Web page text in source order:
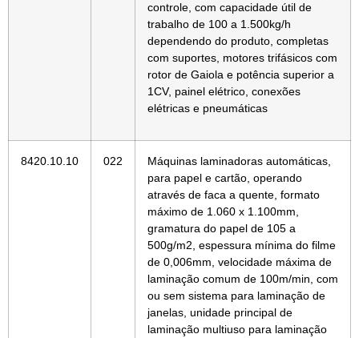
controle, com capacidade útil de
trabalho de 100 a 1.500kg/h
dependendo do produto, completas
com suportes, motores trifásicos com
rotor de Gaiola e potência superior a
1CV, painel elétrico, conexões
elétricas e pneumáticas
8420.10.10 022
Máquinas laminadoras automáticas,
para papel e cartão, operando
através de faca a quente, formato
máximo de 1.060 x 1.100mm,
gramatura do papel de 105 a
500g/m2, espessura mínima do filme
de 0,006mm, velocidade máxima de
laminação comum de 100m/min, com
ou sem sistema para laminação de
janelas, unidade principal de
laminação multiuso para laminação